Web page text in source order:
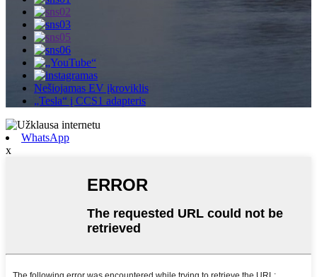
Nešiojamas EV įkroviklis
„Tesla“ į CCS1 adapteris
WhatsApp
x